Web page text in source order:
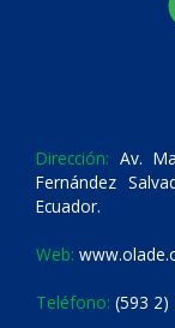
Dirección: Av.
Fernández
Ecuador.
Web:
Teléfono: (593 2)